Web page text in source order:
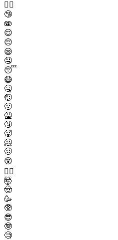
😮‍💨
🤥
🫨
😌
😔
😪
🤤
😴
😷
🤒
🤕
🤢
🤮
🤧
🥵
🥶
🥴
😵
😵‍💫
🤯
🤠
🥳
🥸
😎
🤓
🧐